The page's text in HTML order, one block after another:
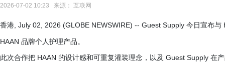
2026-07-02 10:23 来源： 互联网
香港, July 02, 2026 (GLOBE NEWSWIRE) -- Guest Supply 今日宣布
HAAN 品牌个人护理产品。
此次合作把 HAAN 的设计感和可重复灌装理念，以及 Guest Supply 在